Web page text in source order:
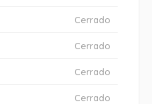
Cerrado
Cerrado
Cerrado
Cerrado